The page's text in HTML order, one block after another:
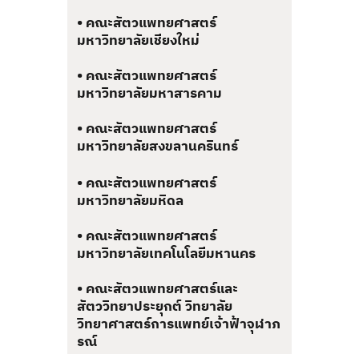
• คณะสัตวแพทยศาสตร์
มหาวิทยาลัยเชียงใหม่
• คณะสัตวแพทยศาสตร์
มหาวิทยาลัยมหาสารคาม
• คณะสัตวแพทยศาสตร์
มหาวิทยาลัยสงขลานครินทร์
• คณะสัตวแพทยศาสตร์
มหาวิทยาลัยมหิดล
• คณะสัตวแพทยศาสตร์
มหาวิทยาลัยเทคโนโลยีมหานคร
• คณะสัตวแพทยศาสตร์และ
สัตววิทยาประยุกต์ วิทยาลัย
วิทยาศาสตร์การแพทย์เจ้าฟ้าจุฬาภ
รณ์